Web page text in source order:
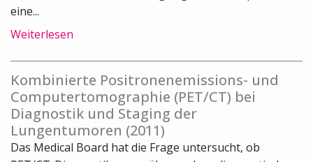
eine...
Weiterlesen
Kombinierte Positronenemissions- und
Computertomographie (PET/CT) bei
Diagnostik und Staging der
Lungentumoren (2011)
Das Medical Board hat die Frage untersucht, ob